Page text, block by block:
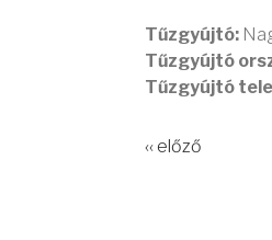
Tűzgyújtó:
Tűzgyújtó
Tűzgyújtó
‹‹ előző